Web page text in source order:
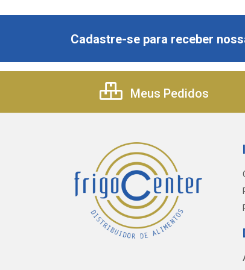
Cadastre-se para receber
Meus Pedidos